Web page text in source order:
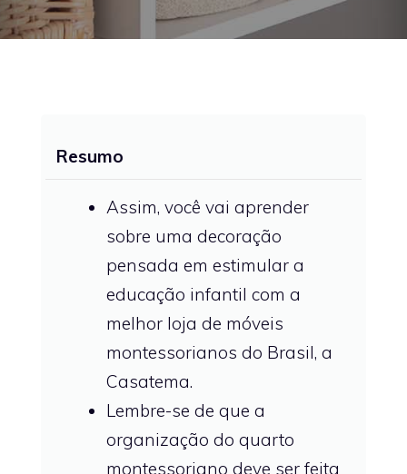
Resumo
Assim, você vai aprender
sobre uma decoração
pensada em estimular a
educação infantil com a
melhor loja de móveis
montessorianos do Brasil, a
Casatema.
Lembre-se de que a
organização do quarto
montessoriano deve ser feita